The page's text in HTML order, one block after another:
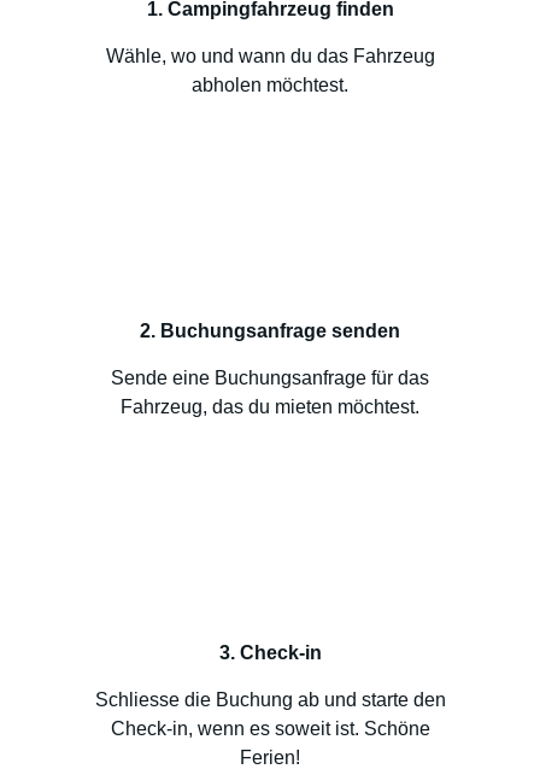
1. Campingfahrzeug finden
Wähle, wo und wann du das Fahrzeug
abholen möchtest.
2. Buchungsanfrage senden
Sende eine Buchungsanfrage für das
Fahrzeug, das du mieten möchtest.
3. Check-in
Schliesse die Buchung ab und starte den
Check-in, wenn es soweit ist. Schöne
Ferien!